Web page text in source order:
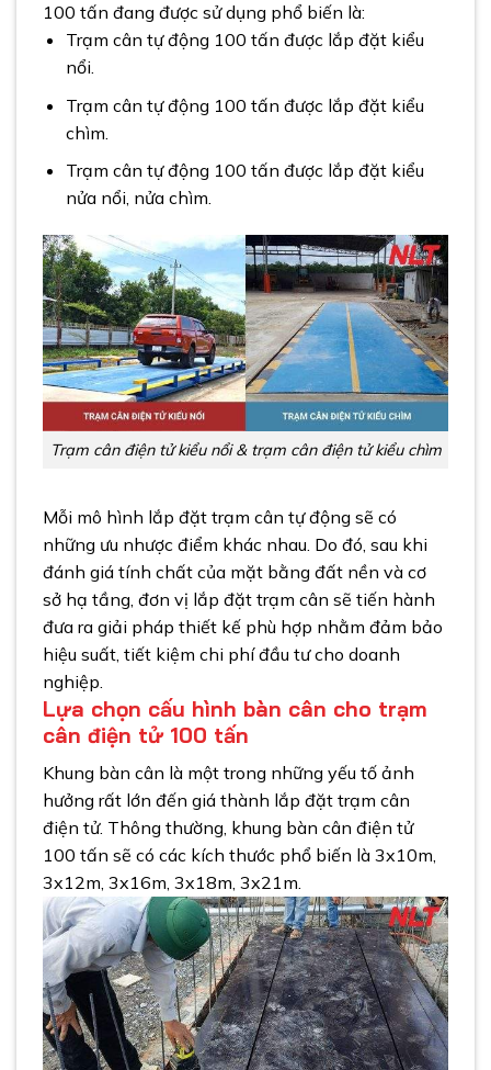
100 tấn đang được sử dụng phổ biến là:
Trạm cân tự động 100 tấn được lắp đặt kiểu
nổi.
Trạm cân tự động 100 tấn được lắp đặt kiểu
chìm.
Trạm cân tự động 100 tấn được lắp đặt kiểu
nửa nổi, nửa chìm.
Trạm cân điện tử kiểu nổi & trạm cân điện tử kiểu chìm
Mỗi mô hình lắp đặt trạm cân tự động sẽ có
những ưu nhược điểm khác nhau. Do đó, sau khi
đánh giá tính chất của mặt bằng đất nền và cơ
sở hạ tầng, đơn vị lắp đặt trạm cân sẽ tiến hành
đưa ra giải pháp thiết kế phù hợp nhằm đảm bảo
hiệu suất, tiết kiệm chi phí đầu tư cho doanh
nghiệp.
Lựa chọn cấu hình bàn cân cho trạm
cân điện tử 100 tấn
Khung bàn cân là một trong những yếu tố ảnh
hưởng rất lớn đến giá thành lắp đặt trạm cân
điện tử. Thông thường, khung bàn cân điện tử
100 tấn sẽ có các kích thước phổ biến là 3x10m,
3x12m, 3x16m, 3x18m, 3x21m.